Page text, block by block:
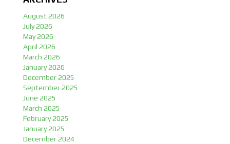
August 2026
July 2026
May 2026
April 2026
March 2026
January 2026
December 2025
September 2025
June 2025
March 2025
February 2025
January 2025
December 2024